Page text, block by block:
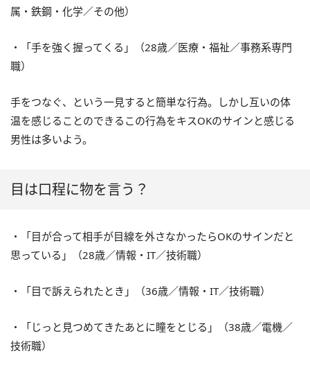
属・鉄鋼・化学／その他）
・「手を強く握ってくる」（28歳／医療・福祉／事務系専門
職）
手をつなぐ、という一見すると簡単な行為。しかし互いの体
温を感じることのできるこの行為をキスOKのサインと感じる
男性は多いよう。
目は口程に物を言う？
・「目が合って相手が目線を外さなかったらOKのサインだと
思っている」（28歳／情報・IT／技術職）
・「目で訴えられたとき」（36歳／情報・IT／技術職）
・「じっと見つめてきたあとに瞳をとじる」（38歳／電機／
技術職）